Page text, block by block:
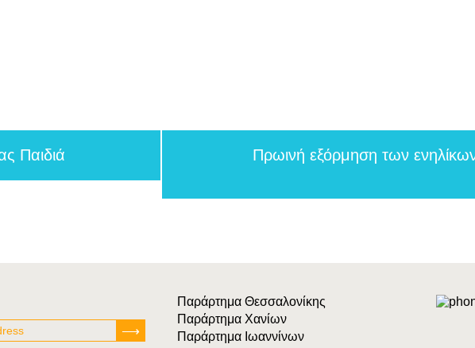
Παιδιά
Πρωινή εξόρμηση των
Παράρτημα Θεσσαλονίκης
Παράρτημα Χανίων
Παράρτημα Ιωαννίνων